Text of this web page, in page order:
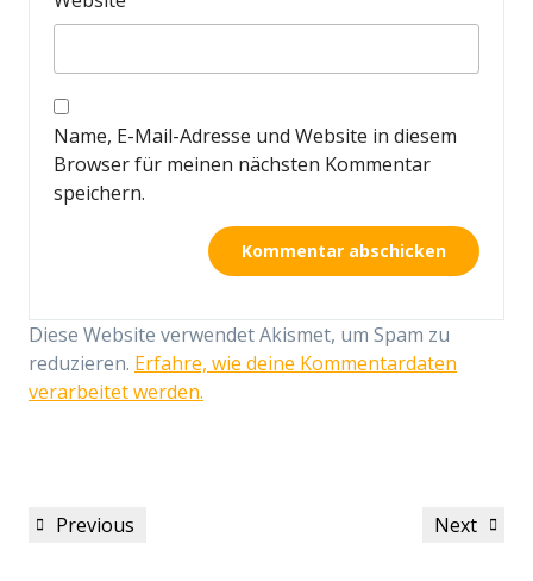
Name, E-Mail-Adresse und Website in diesem
Browser für meinen nächsten Kommentar
speichern.
Diese Website verwendet Akismet, um Spam zu
reduzieren. Erfahre, wie deine Kommentardaten
verarbeitet werden.
Beitragsnavigation
Previous
Previous
Next
Next